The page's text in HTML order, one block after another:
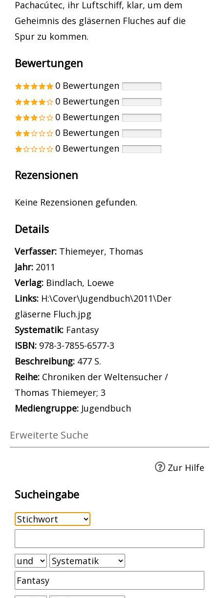
Pachacútec, ihr Luftschiff, klar, um dem
Geheimnis des gläsernen Fluches auf die
Spur zu kommen.
Bewertungen
0 Bewertungen
0 Bewertungen
0 Bewertungen
0 Bewertungen
0 Bewertungen
Rezensionen
Keine Rezensionen gefunden.
Details
Verfasser: Suche nach diesem Verfasser
Thiemeyer, Thomas
Jahr: 2011
Verlag: Bindlach, Loewe
opens in new tab
Links: Diesen Link in neuem Tab öffnen
H:\Cover\Jugendbuch\2011\Der
gläserne Fluch.jpg
Systematik: Suche nach dieser Systematik
Fantasy
Suche nach diesem Interessenskreis
ISBN: 978-3-7855-6577-3
Beschreibung: 477 S.
Reihe: Chroniken der Weltensucher /
Thomas Thiemeyer; 3
Suche nach dieser Beteiligten Person
Mediengruppe: Jugendbuch
Erweiterte Suche
Zur Hilfe
Sucheingabe